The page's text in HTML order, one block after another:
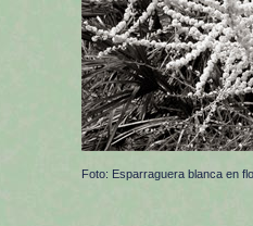
Foto: Esparraguera blanca en